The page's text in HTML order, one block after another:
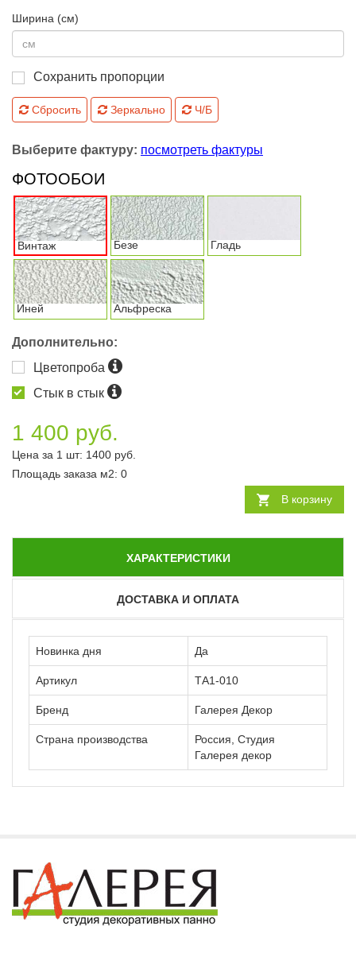
Ширина (см)
Сохранить пропорции
Сбросить Зеркально Ч/Б
Выберите фактуру: посмотреть фактуры
ФОТООБОИ
Винтаж Безе Гладь
Иней Альфреска
Дополнительно:
Цветопроба
Стык в стык
1 400 руб.
Цена за 1 шт: 1400 руб.
Площадь заказа м2: 0
В корзину
ХАРАКТЕРИСТИКИ
ДОСТАВКА И ОПЛАТА
Новинка дня Да
Артикул ТА1-010
Бренд Галерея Декор
Страна производства
Россия, Студия
Галерея декор